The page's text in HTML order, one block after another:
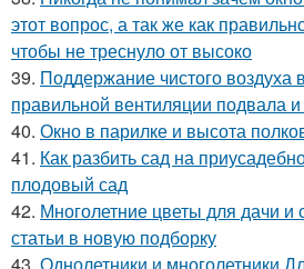
этот вопрос, а так же как
чтобы не треснуло от высоко
39. Поддержание чистого воздуха
правильной вентиляции подвала
40. Окно в парилке и высота
41. Как разбить сад на
плодовый сад
42. Многолетние цветы для дачи и
статьи в новую подборку